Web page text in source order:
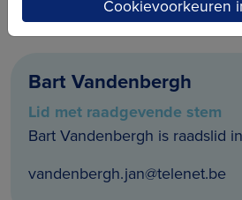
Bart Vandenbergh
Lid met raadgevende stem
Bart Vandenbergh is raadslid
vandenbergh.jan@telenet.be
Cookievoorkeuren